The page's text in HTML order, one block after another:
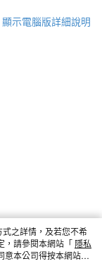
顯示電腦版詳細說明
之詳情，及若您不希
，請參閱本網站「 隱私
意本公司得按本網站使